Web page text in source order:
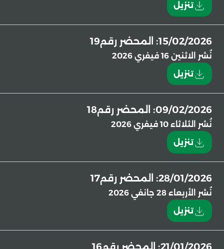
تنزيل
15/02/2026: المحضر رقم19
نُشر
الاثنين 16 فيفري 2026
تنزيل
09/02/2026: المحضر رقم18
نُشر
الثلاثاء 10 فيفري 2026
تنزيل
28/01/2026: المحضر رقم17
نُشر
الأربعاء 28 جانفي 2026
تنزيل
21/01/2026: المحضر رقم16